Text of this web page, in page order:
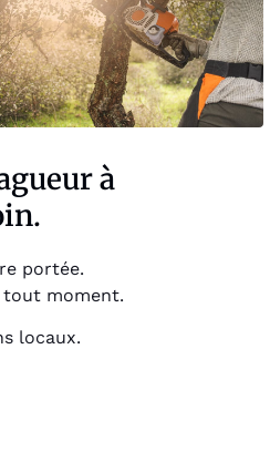
à
portée.
tout moment.
locaux.